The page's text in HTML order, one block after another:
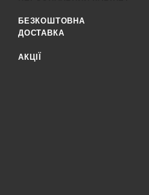
БЕЗКОШТОВНА
ДОСТАВКА
АКЦІЇ